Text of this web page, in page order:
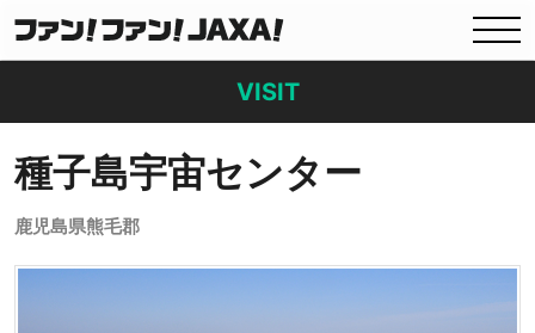
VISIT
種子島宇宙センター
鹿児島県熊毛郡